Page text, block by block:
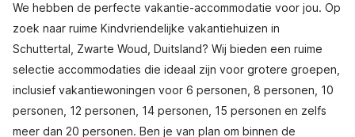
We hebben de perfecte vakantie-accommodatie voor jou. Op
zoek naar ruime Kindvriendelijke vakantiehuizen in
Schuttertal, Zwarte Woud, Duitsland? Wij bieden een ruime
selectie accommodaties die ideaal zijn voor grotere groepen,
inclusief vakantiewoningen voor 6 personen, 8 personen, 10
personen, 12 personen, 14 personen, 15 personen en zelfs
meer dan 20 personen. Ben je van plan om binnen de